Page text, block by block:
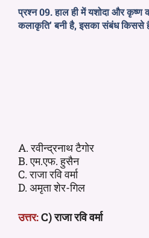
प्रश्न 09. हाल ही में यशोदा और कृष्ण
कलाकृति’ बनी है, इसका संबंध किससे
A. रवीन्द्रनाथ टैगोर
B. एम.एफ. हुसैन
C. राजा रवि वर्मा
D. अमृता शेर-गिल
उत्तर:C) राजा रवि वर्मा